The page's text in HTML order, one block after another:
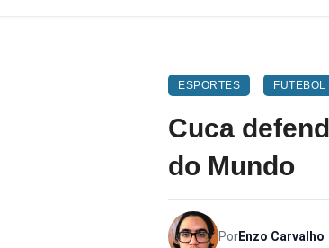
ESPORTES FUTEBOL
Cuca
do Mundo
PorEnzo Carvalho